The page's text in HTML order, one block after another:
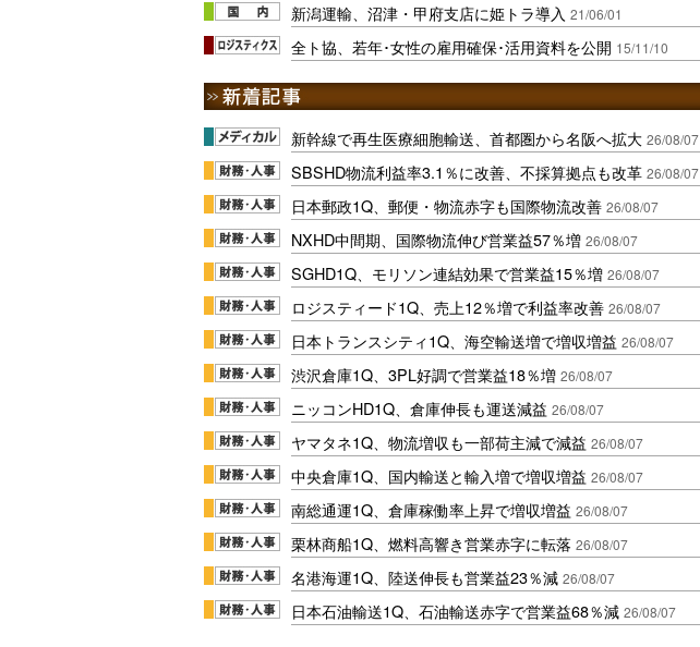
新潟運輸、沼津・甲府支店に姫トラ導入 21/06/01
全ト協、若年･女性の雇用確保･活用資料を公開 15/11/10
新幹線で再生医療細胞輸送、首都圏から名阪へ拡大 26/08/07
SBSHD物流利益率3.1％に改善、不採算拠点も改革 26/08/07
日本郵政1Q、郵便・物流赤字も国際物流改善 26/08/07
NXHD中間期、国際物流伸び営業益57％増 26/08/07
SGHD1Q、モリソン連結効果で営業益15％増 26/08/07
ロジスティード1Q、売上12％増で利益率改善 26/08/07
日本トランスシティ1Q、海空輸送増で増収増益 26/08/07
渋沢倉庫1Q、3PL好調で営業益18％増 26/08/07
ニッコンHD1Q、倉庫伸長も運送減益 26/08/07
ヤマタネ1Q、物流増収も一部荷主減で減益 26/08/07
中央倉庫1Q、国内輸送と輸入増で増収増益 26/08/07
南総通運1Q、倉庫稼働率上昇で増収増益 26/08/07
栗林商船1Q、燃料高響き営業赤字に転落 26/08/07
名港海運1Q、陸送伸長も営業益23％減 26/08/07
日本石油輸送1Q、石油輸送赤字で営業益68％減 26/08/07